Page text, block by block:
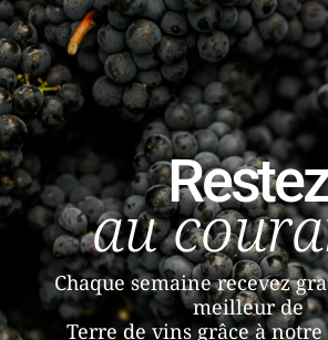
Restez
au
Chaque semaine recevez
meilleur de
Terre de vins grâce à